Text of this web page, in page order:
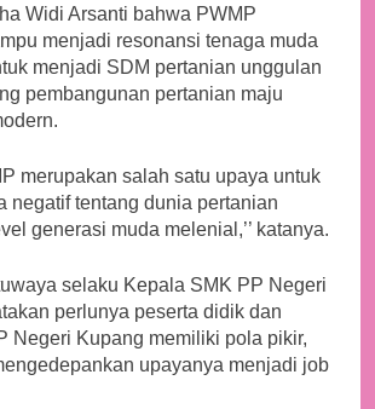
Widi Arsanti bahwa PWMP
menjadi resonansi tenaga muda
menjadi SDM pertanian unggulan
pembangunan pertanian maju
merupakan salah satu upaya untuk
negatif tentang dunia pertanian
generasi muda melenial,’’ katanya.
selaku Kepala SMK PP Negeri
perlunya peserta didik dan
Negeri Kupang memiliki pola pikir,
upayanya menjadi job